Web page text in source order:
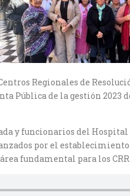
Regionales de
Pública de la gestión
y funcionarios del Hospital
por el
fundamental para los CRR.